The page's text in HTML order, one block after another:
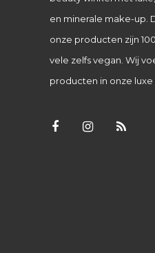
en minerale make-up.
onze producten zijn
vele zelfs vegan. Wij
producten in onze luxe